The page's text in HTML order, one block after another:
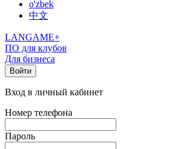
o'zbek
中文
LANGAME+
ПО для клубов
Для бизнеса
Войти
Вход в личный кабинет
Номер телефона
Пароль